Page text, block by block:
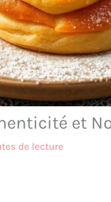
et
de lecture